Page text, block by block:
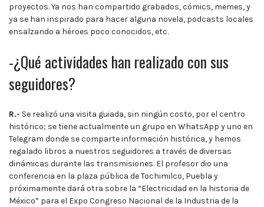
proyectos. Ya nos han compartido grabados, cómics, memes, y
ya se han inspirado para hacer alguna novela, podcasts locales
ensalzando a héroes poco conocidos, etc.
-¿Qué actividades han realizado con sus
seguidores?
R.- Se realizó una visita guiada, sin ningún costo, por el centro
histórico; se tiene actualmente un grupo en WhatsApp y uno en
Telegram donde se comparte información histórica, y hemos
regalado libros a nuestros seguidores a través de diversas
dinámicas durante las transmisiones. El profesor dio una
conferencia en la plaza pública de Tochimilco, Puebla y
próximamente dará otra sobre la “Electricidad en la historia de
México” para el Expo Congreso Nacional de la Industria de la